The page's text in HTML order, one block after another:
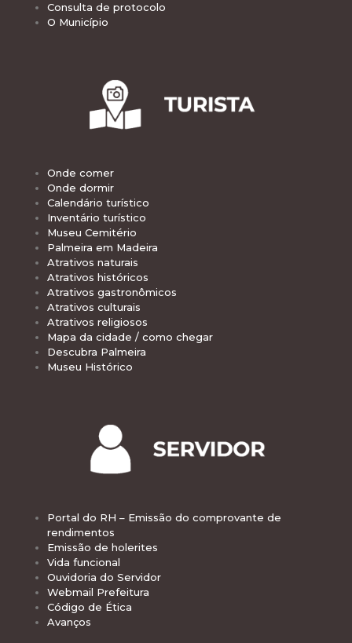
Consulta de protocolo
O Município
Onde comer
Onde dormir
Calendário turístico
Inventário turístico
Museu Cemitério
Palmeira em Madeira
Atrativos naturais
Atrativos históricos
Atrativos gastronômicos
Atrativos culturais
Atrativos religiosos
Mapa da cidade / como chegar
Descubra Palmeira
Museu Histórico
Portal do RH – Emissão do comprovante de
rendimentos
Emissão de holerites
Vida funcional
Ouvidoria do Servidor
Webmail Prefeitura
Código de Ética
Avanços